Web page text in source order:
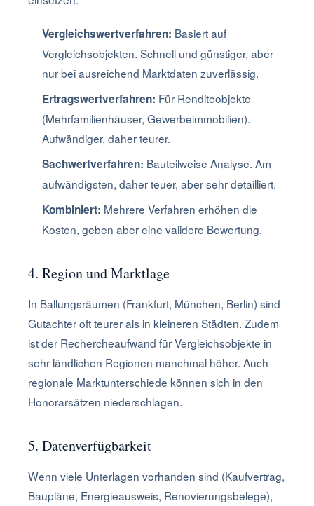
Vergleichswertverfahren: Basiert auf
Vergleichsobjekten. Schnell und günstiger, aber
nur bei ausreichend Marktdaten zuverlässig.
Ertragswertverfahren: Für Renditeobjekte
(Mehrfamilienhäuser, Gewerbeimmobilien).
Aufwändiger, daher teurer.
Sachwertverfahren: Bauteilweise Analyse. Am
aufwändigsten, daher teuer, aber sehr detailliert.
Kombiniert: Mehrere Verfahren erhöhen die
Kosten, geben aber eine validere Bewertung.
4. Region und Marktlage
In Ballungsräumen (Frankfurt, München, Berlin) sind
Gutachter oft teurer als in kleineren Städten. Zudem
ist der Rechercheaufwand für Vergleichsobjekte in
sehr ländlichen Regionen manchmal höher. Auch
regionale Marktunterschiede können sich in den
Honorarsätzen niederschlagen.
5. Datenverfügbarkeit
Wenn viele Unterlagen vorhanden sind (Kaufvertrag,
Baupläne, Energieausweis, Renovierungsbelege),